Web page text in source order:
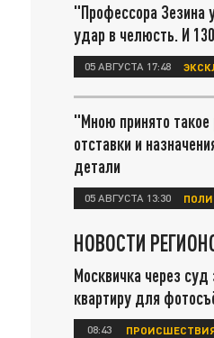
"Профессора Зезина
удар в челюсть. И
05 АВГУСТА 17:48
"Мною принято
отставки и
детали
05 АВГУСТА 13:30
НОВОСТИ
Москвичка через
квартиру для
08:43